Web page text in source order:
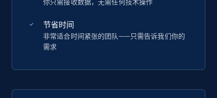
你只需接收数据，无需任何技术操作
节省时间
非常适合时间紧张的团队——只需告诉我们你的
需求